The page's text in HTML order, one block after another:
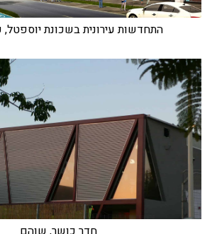
התחדשות עירונית בשכונת